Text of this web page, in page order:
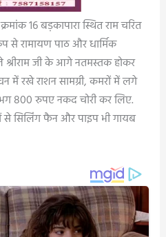
16 बड़कापारा स्थित राम चरित
से रामायण पाठ और धार्मिक
जी के आगे नतमस्तक होकर
में रखे राशन सामग्री, कमरों में लगे
800 रुपए नकद चोरी कर लिए.
सिलिंग फैन और पाइप भी गायब